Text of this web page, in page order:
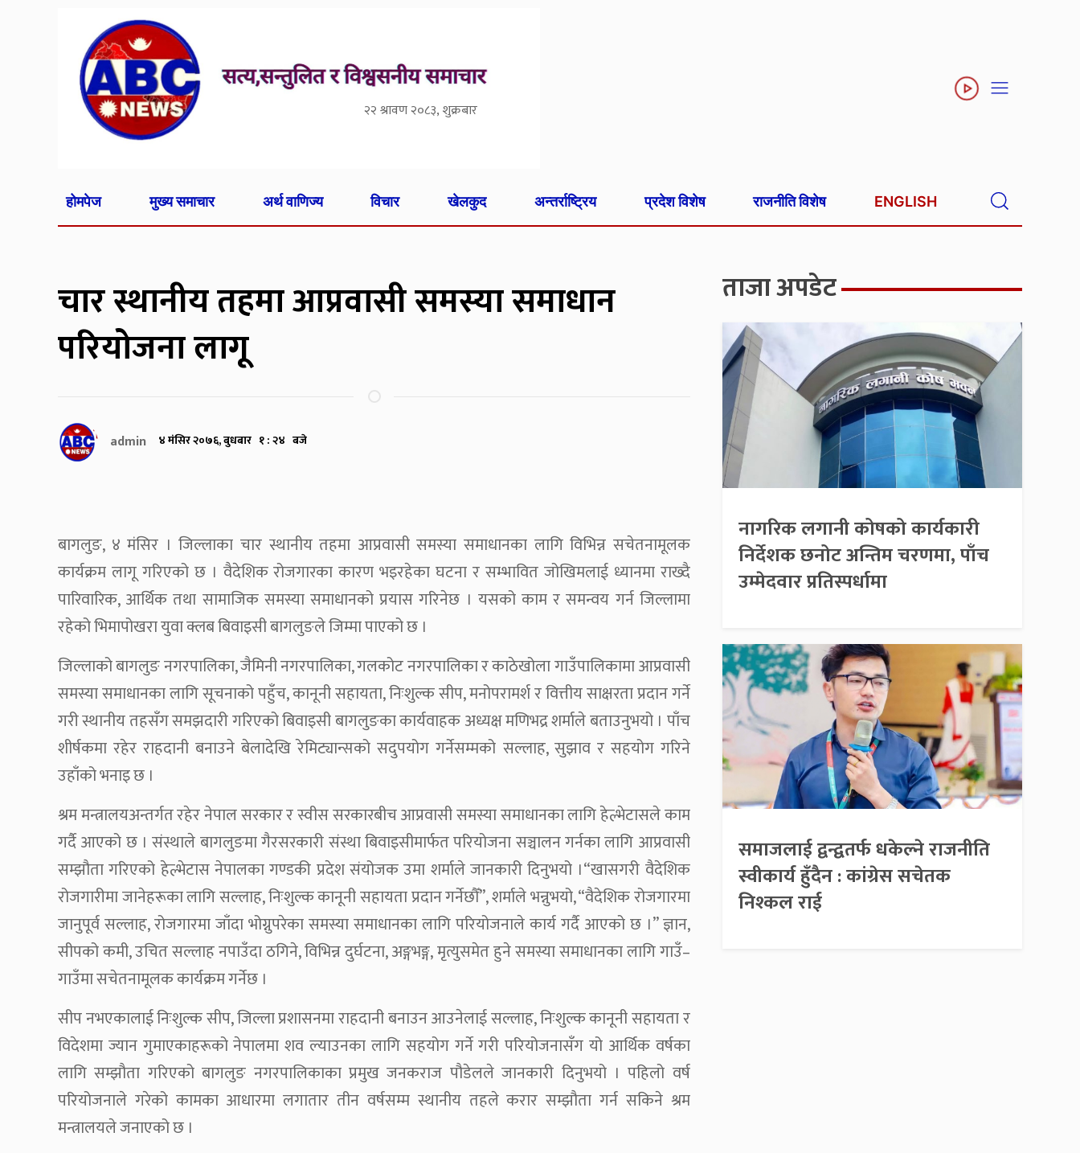
२२ श्रावण २०८३, शुक्रबार
होमपेज मुख्य समाचार अर्थ वाणिज्य विचार खेलकुद अन्तर्राष्ट्रिय प्रदेश विशेष राजनीति विशेष ENGLISH
चार स्थानीय तहमा आप्रवासी समस्या समाधान
परियोजना लागू
admin ४ मंसिर २०७६, बुधबार १ : २४ बजे
बागलुङ, ४ मंसिर । जिल्लाका चार स्थानीय तहमा आप्रवासी समस्या समाधानका लागि विभिन्न सचेतनामूलक
कार्यक्रम लागू गरिएको छ । वैदेशिक रोजगारका कारण भइरहेका घटना र सम्भावित जोखिमलाई ध्यानमा राख्दै
पारिवारिक, आर्थिक तथा सामाजिक समस्या समाधानको प्रयास गरिनेछ । यसको काम र समन्वय गर्न जिल्लामा
रहेको भिमापोखरा युवा क्लब बिवाइसी बागलुङले जिम्मा पाएको छ ।
जिल्लाको बागलुङ नगरपालिका, जैमिनी नगरपालिका, गलकोट नगरपालिका र काठेखोला गाउँपालिकामा आप्रवासी
समस्या समाधानका लागि सूचनाको पहुँच, कानूनी सहायता, निःशुल्क सीप, मनोपरामर्श र वित्तीय साक्षरता प्रदान गर्ने
गरी स्थानीय तहसँग समझदारी गरिएको बिवाइसी बागलुङका कार्यवाहक अध्यक्ष मणिभद्र शर्माले बताउनुभयो । पाँच
शीर्षकमा रहेर राहदानी बनाउने बेलादेखि रेमिट्यान्सको सदुपयोग गर्नेसम्मको सल्लाह, सुझाव र सहयोग गरिने
उहाँको भनाइ छ ।
श्रम मन्त्रालयअन्तर्गत रहेर नेपाल सरकार र स्वीस सरकारबीच आप्रवासी समस्या समाधानका लागि हेल्भेटासले काम
गर्दै आएको छ । संस्थाले बागलुङमा गैरसरकारी संस्था बिवाइसीमार्फत परियोजना सञ्चालन गर्नका लागि आप्रवासी
सम्झौता गरिएको हेल्भेटास नेपालका गण्डकी प्रदेश संयोजक उमा शर्माले जानकारी दिनुभयो ।“खासगरी वैदेशिक
रोजगारीमा जानेहरूका लागि सल्लाह, निःशुल्क कानूनी सहायता प्रदान गर्नेछौँ”, शर्माले भन्नुभयो, “वैदेशिक रोजगारमा
जानुपूर्व सल्लाह, रोजगारमा जाँदा भोग्नुपरेका समस्या समाधानका लागि परियोजनाले कार्य गर्दै आएको छ ।” ज्ञान,
सीपको कमी, उचित सल्लाह नपाउँदा ठगिने, विभिन्न दुर्घटना, अङ्गभङ्ग, मृत्युसमेत हुने समस्या समाधानका लागि गाउँ–
गाउँमा सचेतनामूलक कार्यक्रम गर्नेछ ।
सीप नभएकालाई निःशुल्क सीप, जिल्ला प्रशासनमा राहदानी बनाउन आउनेलाई सल्लाह, निःशुल्क कानूनी सहायता र
विदेशमा ज्यान गुमाएकाहरूको नेपालमा शव ल्याउनका लागि सहयोग गर्ने गरी परियोजनासँग यो आर्थिक वर्षका
लागि सम्झौता गरिएको बागलुङ नगरपालिकाका प्रमुख जनकराज पौडेलले जानकारी दिनुभयो । पहिलो वर्ष
परियोजनाले गरेको कामका आधारमा लगातार तीन वर्षसम्म स्थानीय तहले करार सम्झौता गर्न सकिने श्रम
मन्त्रालयले जनाएको छ ।
ताजा अपडेट
नागरिक लगानी कोषको कार्यकारी
निर्देशक छनोट अन्तिम चरणमा, पाँच
उम्मेदवार प्रतिस्पर्धामा
समाजलाई द्वन्द्वतर्फ धकेल्ने राजनीति
स्वीकार्य हुँदैन : कांग्रेस सचेतक
निश्कल राई